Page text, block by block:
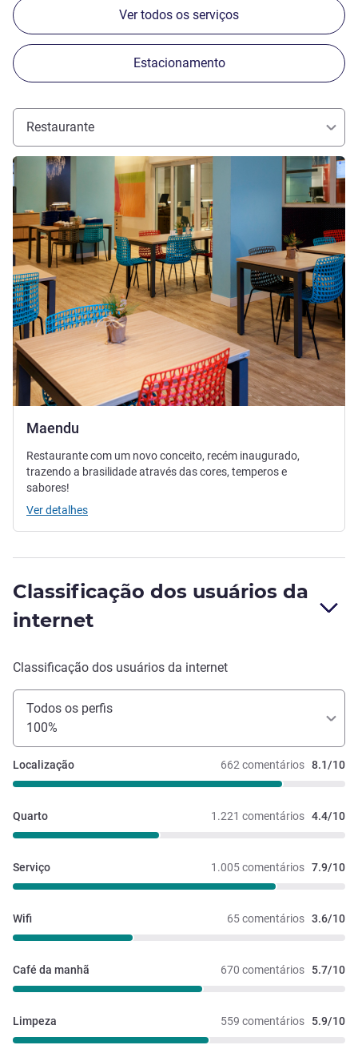
Ver todos os serviços
Estacionamento
Restaurante
Maendu
Ver detalhes
Restaurante com um novo conceito, recém inaugurado,
trazendo a brasilidade através das cores, temperos e
sabores!
Ver detalhes
Classificação dos usuários da
internet
Classificação dos usuários da internet
Todos os perfis
100%
662 comentários 8.1/10
Localização
1.221 comentários 4.4/10
Quarto
1.005 comentários 7.9/10
Serviço
65 comentários 3.6/10
Wifi
670 comentários 5.7/10
Café da manhã
559 comentários 5.9/10
Limpeza